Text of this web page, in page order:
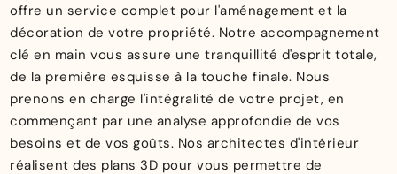
offre un service complet pour l'aménagement et la
décoration de votre propriété. Notre accompagnement
clé en main vous assure une tranquillité d'esprit totale,
de la première esquisse à la touche finale. Nous
prenons en charge l'intégralité de votre projet, en
commençant par une analyse approfondie de vos
besoins et de vos goûts. Nos architectes d'intérieur
réalisent des plans 3D pour vous permettre de